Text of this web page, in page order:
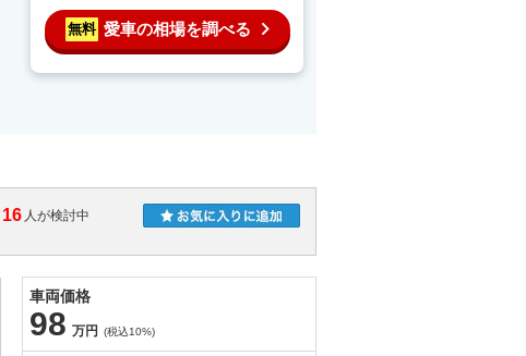
無料 愛車の相場を調べる
16 人が検討中
車両価格
98 万円 (税込10%)